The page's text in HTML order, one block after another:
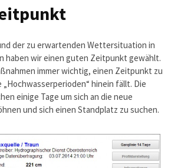
der zu erwartenden Wettersituation in
haben wir einen guten Zeitpunkt gewählt.
immer wichtig, einen Zeitpunkt zu
„Hochwasserperioden“ hinein fällt. Die
einige Tage um sich an die neue
und sich einen Standplatz zu suchen.